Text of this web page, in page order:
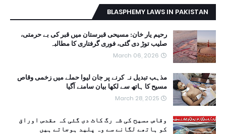
BLASPHEMY LAWS IN PAKISTAN
رحیم یار خان: مسیحی قبرستان میں قبر کی بے حرمتی،
صلیب توڑ دی گئی، فوری گرفتاری کا مطالبہ
March 06, 2026
مذہب تبدیل نہ کرنے پر جان لیوا حملے میں زخمی وقاص
مسیح کا ہاتھ سے لکھا بیان سامنے آگیا
March 28, 2025
وقاص مسیح کی شہ رگ کاٹ دی گئی کہ مقدس اوراق
کو ہاتھے لگانے سے وہ پلید ہوجاتے ہیں